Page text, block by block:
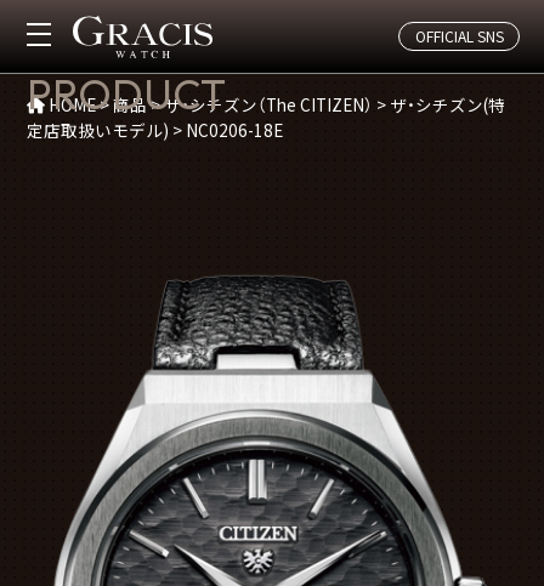
OFFICIAL SNS
商品紹介
PRODUCT
HOME>商品>ザ・シチズン（The CITIZEN） > ザ・シチズン(特
定店取扱いモデル) > NC0206-18E